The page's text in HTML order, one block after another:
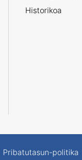
Historikoa
Pribatutasun-politika